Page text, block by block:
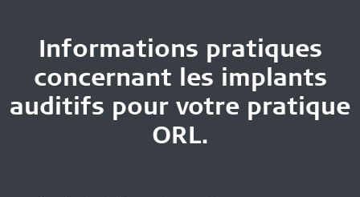
Informations pratiques
concernant les implants
auditifs pour votre pratique
ORL.